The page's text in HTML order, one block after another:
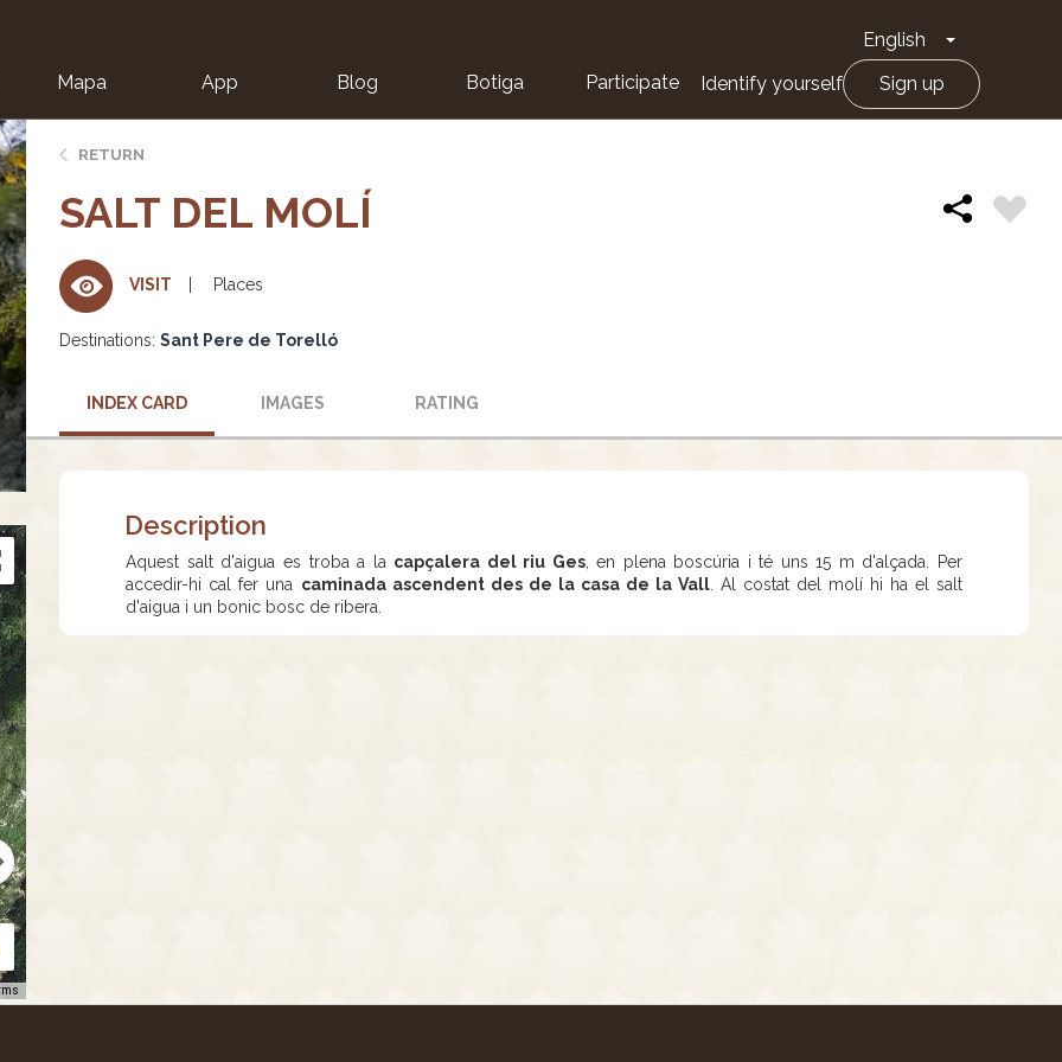
English Toggle
Mapa App Blog Botiga Participate Identify yourself Sign up
RETURN
SALT DEL MOLÍ
VISIT Places
Destinations: Sant Pere de Torelló
INDEX CARD IMAGES RATING
Description
Aquest salt d'aigua es troba a la capçalera del riu Ges, en plena boscúria i té uns 15 m d'alçada. Per
accedir-hi cal fer una caminada ascendent des de la casa de la Vall. Al costat del molí hi ha el salt
d'aigua i un bonic bosc de ribera.